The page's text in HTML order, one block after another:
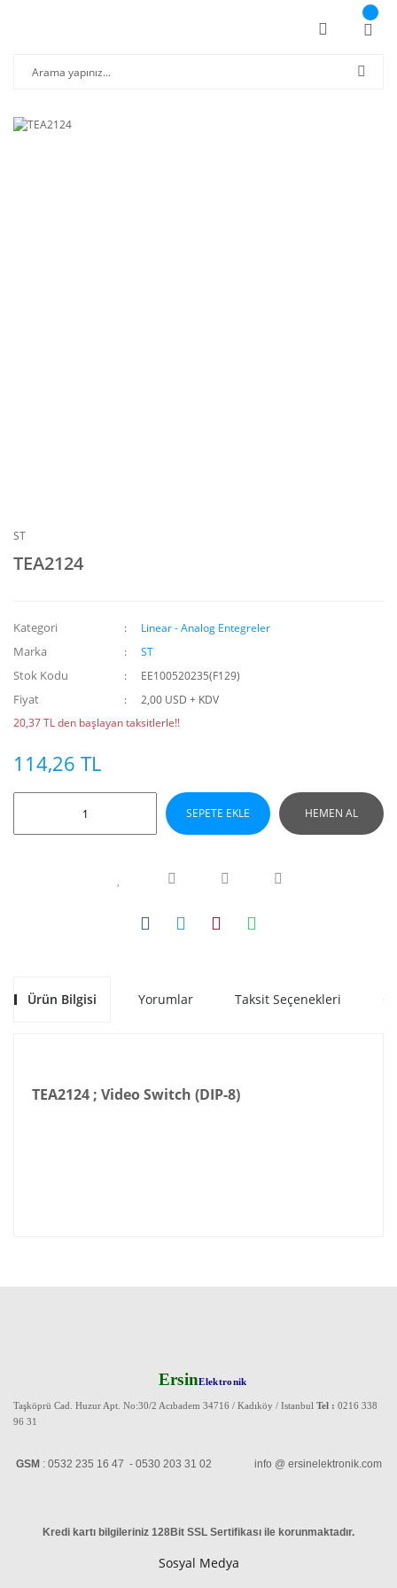
ST
TEA2124
Kategori Linear - Analog Entegreler
Marka ST
Stok Kodu EE100520235(F129)
Fiyat
2,00 USD + KDV
20,37 TL den başlayan taksitlerle!!
114,26 TL
SEPETE EKLE HEMEN AL
Ürün Bilgisi Yorumlar Taksit Seçenekleri
TEA2124 ; Video Switch (DIP-8)
ErsinElektronik
Taşköprü Cad. Huzur Apt. No:30/2 Acıbadem 34716 / Kadıköy / Istanbul Tel : 0216 338
96 31
GSM : 0532 235 16 47 - 0530 203 31 02 info @ ersinelektronik.com
Kredi kartı bilgileriniz 128Bit SSL Sertifikası ile korunmaktadır.
Sosyal Medya